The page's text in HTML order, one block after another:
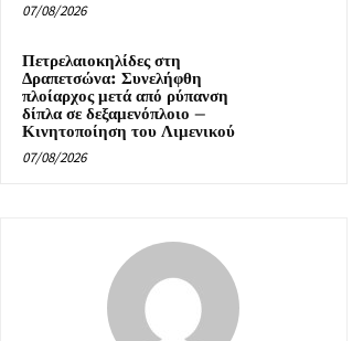
07/08/2026
Πετρελαιοκηλίδες στη
Δραπετσώνα: Συνελήφθη
πλοίαρχος μετά από ρύπανση
δίπλα σε δεξαμενόπλοιο –
Κινητοποίηση του Λιμενικού
07/08/2026